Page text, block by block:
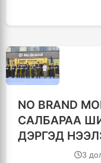
NO BRAND
САЛБАРАА
ДЭРГЭД
3